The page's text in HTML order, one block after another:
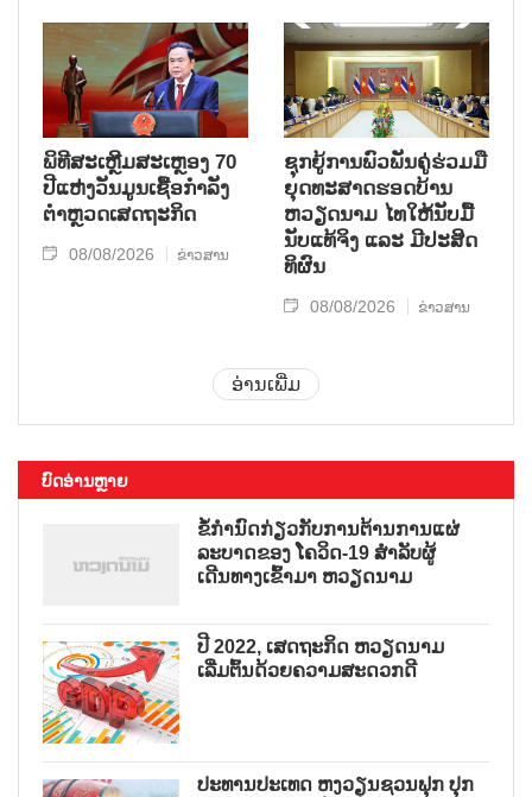
ພິທີສະເຫຼີມສະເຫຼອງ 70
ປີແຫ່ງວັນມູນເຊື້ອກຳລັງ
ຕຳຫຼວດເສດຖະກິດ
08/08/2026 ຂ່າວສານ
ຊຸກ​ຍູ້​ການ​ພົວ​ພັນ​ຄູ່​ຮ່ວມ​ມື​
ຍຸດ​ທະ​ສາດ​ຮອດ​ບ້ານ
ຫວຽດ​ນາມ ໄທ​ໃຫ້​ນັບ​ມື້​
ນັບ​ແທ້​ຈິງ ແລະ ມີ​ປະ​ສິດ​
ທິ​ຜົນ
08/08/2026 ຂ່າວສານ
ອ່ານເພີ່ມ
ບົດອ່ານຫຼາຍ
ຂໍ້ກຳນົດກ່ຽວກັບການຕ້ານການແຜ່
ລະບາດຂອງ ໂຄວິດ-19 ສຳລັບຜູ້
ເດີນທາງເຂົ້າມາ ຫວຽດນາມ
ປີ 2022, ເສດຖະກິດ ຫວຽດນາມ
ເລີ່ມຕົ້ນດ້ວຍຄວາມສະດວກດີ
ປະທານປະເທດ ຫງວຽນຊວນຟຸກ ປຸກ